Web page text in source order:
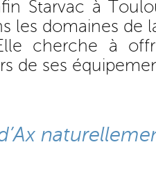
Starvac à
les domaines de
cherche à
de ses